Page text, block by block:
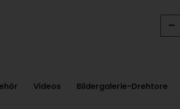
Videos Bildergalerie-Drehtore